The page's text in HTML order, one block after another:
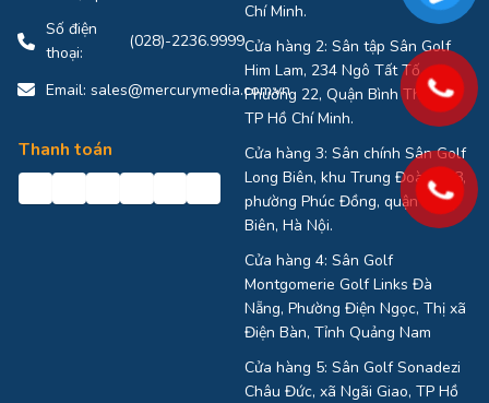
Số điện
thoại:
(028)-2236.9999
Email: sales@mercurymedia.com.vn
Thanh toán
Chí Minh.
Cửa hàng 2: Sân tập Sân Golf
Him Lam, 234 Ngô Tất Tố,
Phường 22, Quận Bình Thạnh,
TP Hồ Chí Minh.
Cửa hàng 3: Sân chính Sân Golf
Long Biên, khu Trung Đoàn 918,
phường Phúc Đồng, quận Long
Biên, Hà Nội.
Cửa hàng 4: Sân Golf
Montgomerie Golf Links Đà
Nẵng, Phường Điện Ngọc, Thị xã
Điện Bàn, Tỉnh Quảng Nam
Cửa hàng 5: Sân Golf Sonadezi
Châu Đức, xã Ngãi Giao, TP Hồ